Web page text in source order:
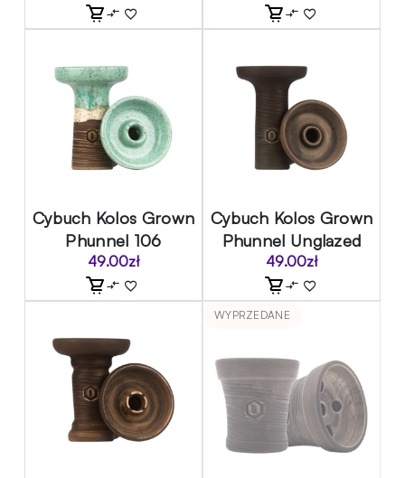
Cybuch Kolos Grown
Phunnel 106
49.00zł
Cybuch Kolos Grown
Phunnel Unglazed
49.00zł
WYPRZEDANE